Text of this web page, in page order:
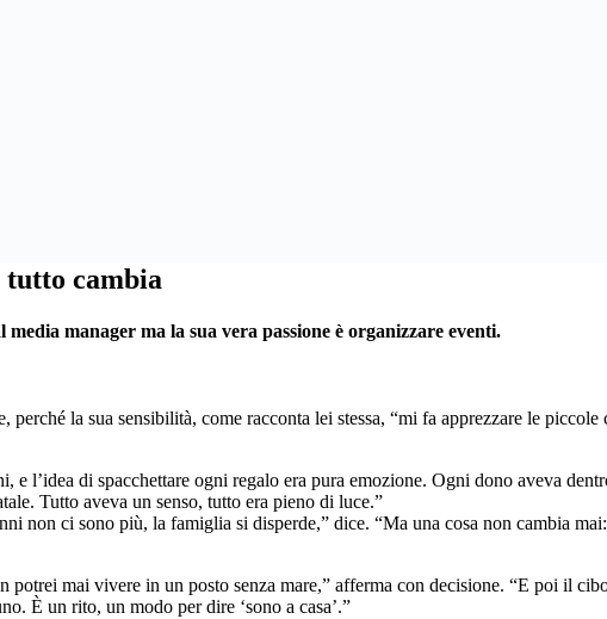
tutto cambia
media manager ma la sua vera passione è organizzare eventi.
la sua sensibilità, come racconta lei stessa, “mi fa apprezzare le piccole
l’idea di spacchettare ogni regalo era pura emozione. Ogni dono aveva
Tutto aveva un senso, tutto era pieno di luce.”
non ci sono più, la famiglia si disperde,” dice. “Ma una cosa non cambia
potrei mai vivere in un posto senza mare,” afferma con decisione. “E poi il
È un rito, un modo per dire ‘sono a casa’.”